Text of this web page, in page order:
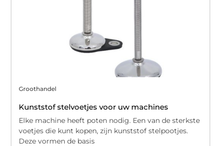
Groothandel
Kunststof stelvoetjes voor uw machines
Elke machine heeft poten nodig. Een van de sterkste
voetjes die kunt kopen, zijn kunststof stelpootjes.
Deze vormen de basis